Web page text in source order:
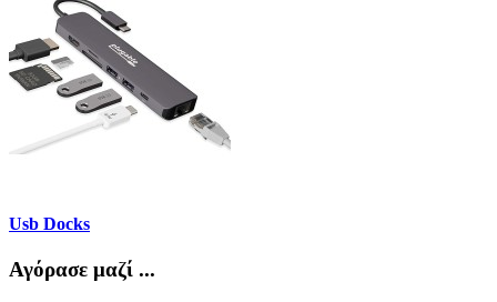
Usb Docks
Αγόρασε μαζί ...